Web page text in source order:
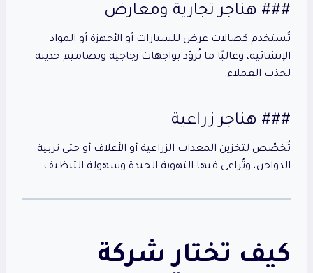
### هناجر تجارية ومعارض
تُستخدم كصالات عرض للسيارات أو الأجهزة أو المواد
الإنشائية، وغالبًا ما تُزوّد بواجهات زجاجية وتصاميم حديثة
لجذب العملاء.
### هناجر زراعية
تُخصّص لتخزين المعدات الزراعية أو الأعلاف أو حتى تربية
الدواجن، وتُراعى فيها التهوية الجيدة وسهولة التنظيف.
كيف تختار شركة